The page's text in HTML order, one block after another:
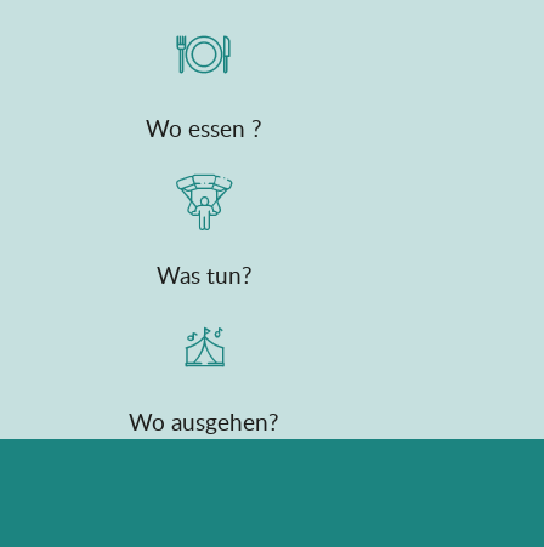
Wo essen ?
Was tun?
Wo ausgehen?